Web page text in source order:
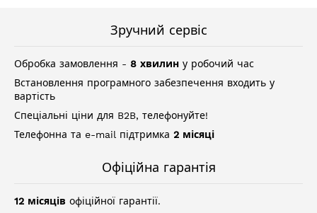
Зручний сервіс
Обробка замовлення - 8 хвилин у робочий час
Встановлення програмного забезпечення входить у
вартість
Спеціальні ціни для B2B, телефонуйте!
Телефонна та e-mail підтримка 2 місяці
Офіційна гарантія
12 місяців офіційної гарантії.